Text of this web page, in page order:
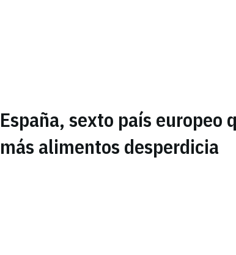
España, sexto país europeo
más alimentos desperdicia